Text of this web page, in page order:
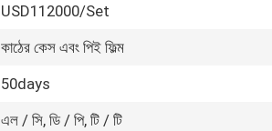
USD112000/Set
কাঠের কেস এবং পিই ফিল্ম
50days
এল / সি, ডি / পি, টি / টি